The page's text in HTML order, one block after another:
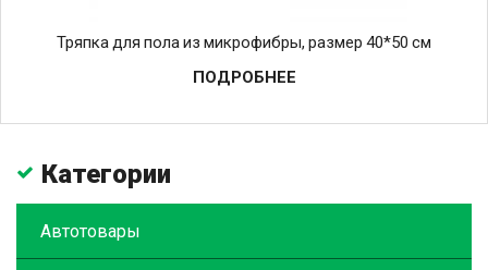
Тряпка для пола из микрофибры, размер 40*50 см
ПОДРОБНЕЕ
Категории
Автотовары